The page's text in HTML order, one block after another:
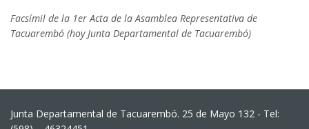
Facsímil de la 1er Acta de la Asamblea Representativa de
Tacuarembó (hoy Junta Departamental de Tacuarembó)
Junta Departamental de Tacuarembó. 25 de Mayo 132 - Tel: